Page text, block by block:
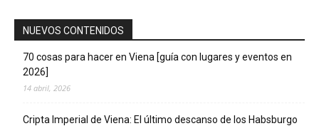
NUEVOS CONTENIDOS
70 cosas para hacer en Viena [guía con lugares y eventos en
2026]
14 abril, 2026
Cripta Imperial de Viena: El último descanso de los Habsburgo